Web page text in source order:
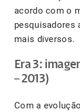
acordo com o
pesquisadores
mais diversos.
Era 3:
– 2013)
Com a